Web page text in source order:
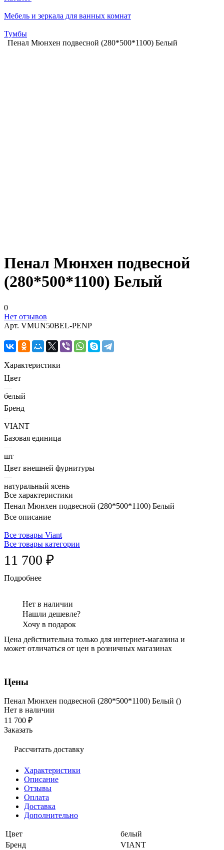
Мебель и зеркала для ванных комнат
Тумбы
Пенал Мюнхен подвесной (280*500*1100) Белый
Пенал Мюнхен подвесной
(280*500*1100) Белый
0
Нет отзывов
Арт. VMUN50BEL-PENP
Характеристики
Цвет
—
белый
Бренд
—
VIANT
Базовая единица
—
шт
Цвет внешней фурнитуры
—
натуральный ясень
Все характеристики
Пенал Мюнхен подвесной (280*500*1100) Белый
Все описание
Все товары Viant
Все товары категории
11 700 ₽
Подробнее
Нет в наличии
Нашли дешевле?
Хочу в подарок
Цена действительна только для интернет-магазина и
может отличаться от цен в розничных магазинах
Цены
Пенал Мюнхен подвесной (280*500*1100) Белый ()
Нет в наличии
11 700 ₽
Заказать
Рассчитать доставку
Характеристики
Описание
Отзывы
Оплата
Доставка
Дополнительно
Цвет
белый
Бренд
VIANT